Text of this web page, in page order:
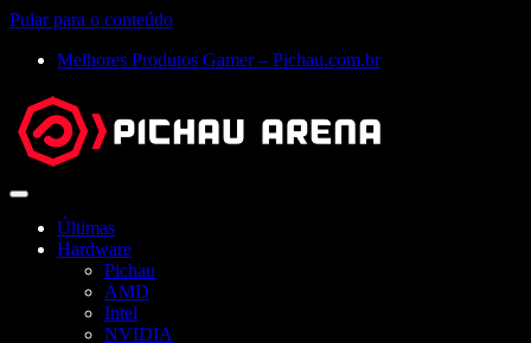
Pular para o conteúdo
Melhores Produtos Gamer – Pichau.com.br
Abrir
Últimas
Hardware
Pichau
AMD
Intel
NVIDIA